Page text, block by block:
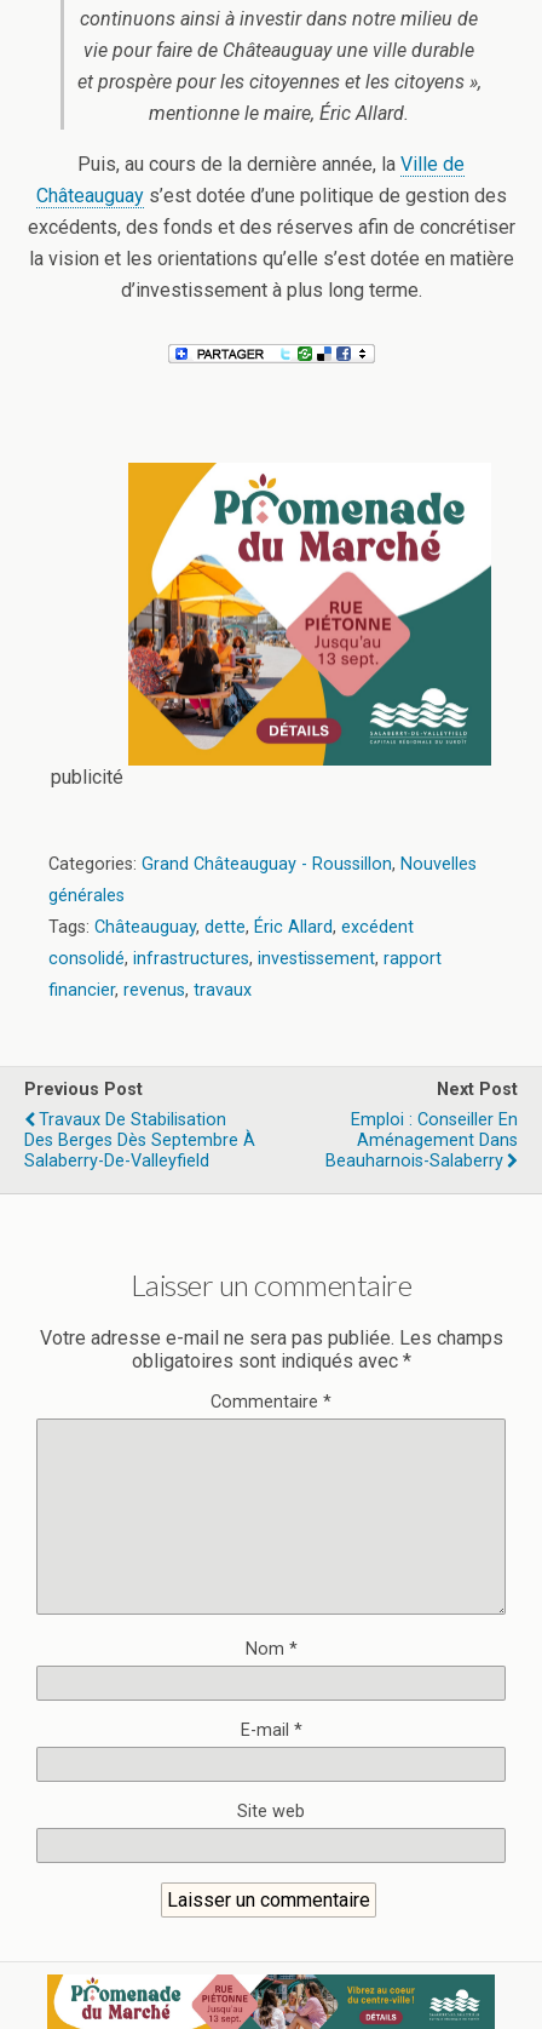
continuons ainsi à investir dans notre milieu de
vie pour faire de Châteauguay une ville durable
et prospère pour les citoyennes et les citoyens »,
mentionne le maire, Éric Allard.
Puis, au cours de la dernière année, la Ville de
Châteauguays’est dotée d’une politique de gestion des
excédents, des fonds et des réserves afin de concrétiser
la vision et les orientations qu’elle s’est dotée en matière
d’investissement à plus long terme.
publicité
Categories: Grand Châteauguay - Roussillon, Nouvelles
générales
Tags: Châteauguay, dette, Éric Allard, excédent
consolidé, infrastructures, investissement, rapport
financier, revenus, travaux
Previous Post
Travaux De Stabilisation
Des Berges Dès Septembre À
Salaberry-De-Valleyfield
Next Post
Emploi : Conseiller En
Aménagement Dans
Beauharnois-Salaberry
Laisser un commentaire
Votre adresse e-mail ne sera pas publiée. Les champs
obligatoires sont indiqués avec *
Commentaire *
Nom *
E-mail *
Site web